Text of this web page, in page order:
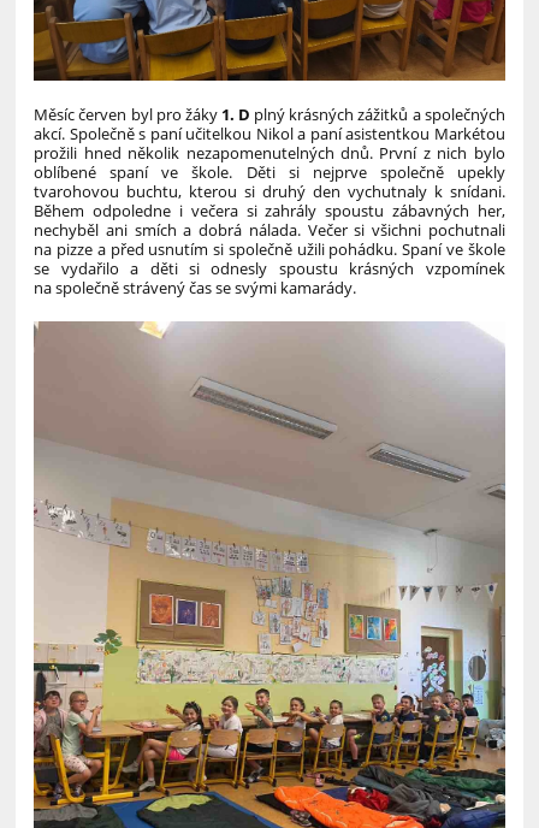
Měsíc červen byl pro žáky 1. D plný krásných zážitků a společných
akcí. Společně s paní učitelkou Nikol a paní asistentkou Markétou
prožili hned několik nezapomenutelných dnů. První z nich bylo
oblíbené spaní ve škole. Děti si nejprve společně upekly
tvarohovou buchtu, kterou si druhý den vychutnaly k snídani.
Během odpoledne i večera si zahrály spoustu zábavných her,
nechyběl ani smích a dobrá nálada. Večer si všichni pochutnali
na pizze a před usnutím si společně užili pohádku.Spaní ve škole
se vydařilo a děti si odnesly spoustu krásných vzpomínek
na společně strávený čas se svými kamarády.